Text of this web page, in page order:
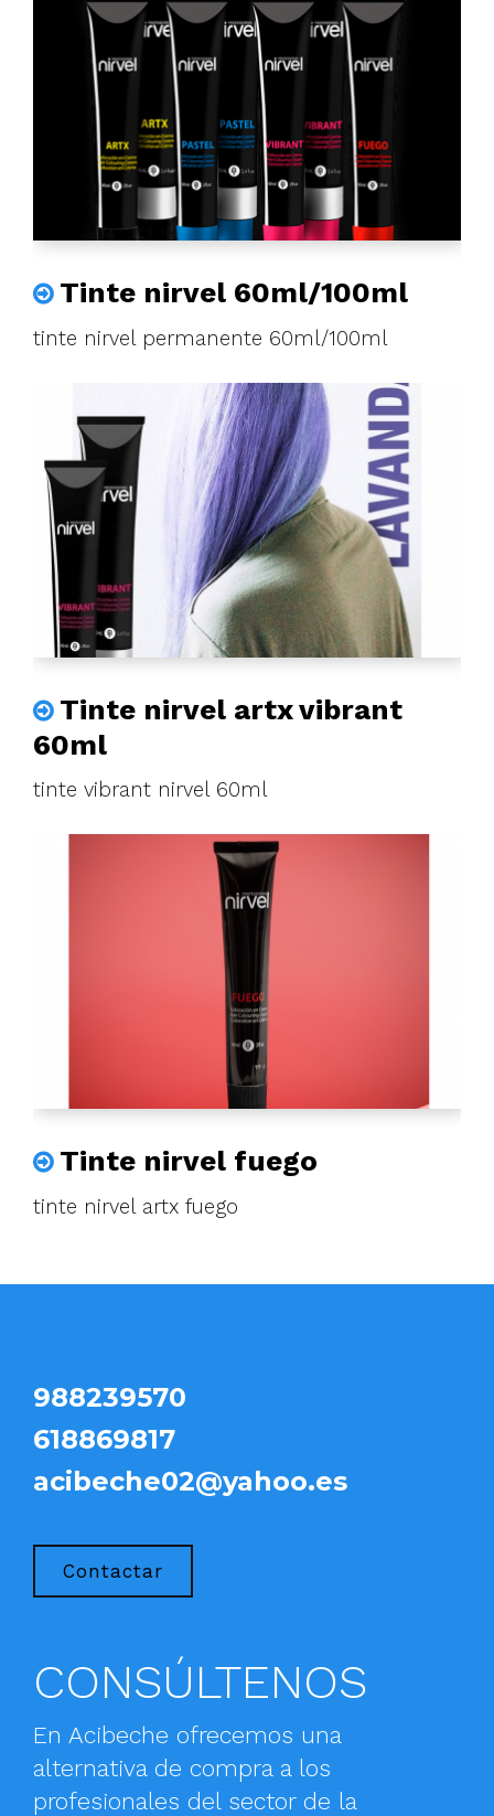
Tinte nirvel 60ml/100ml
tinte nirvel permanente 60ml/100ml
Tinte nirvel artx vibrant
60ml
tinte vibrant nirvel 60ml
Tinte nirvel fuego
tinte nirvel artx fuego
988239570
618869817
acibeche02@yahoo.es
Contactar
CONSÚLTENOS
En Acibeche ofrecemos una
alternativa de compra a los
profesionales del sector de la